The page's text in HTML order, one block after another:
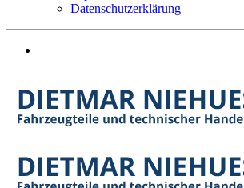
Datenschutzerklärung